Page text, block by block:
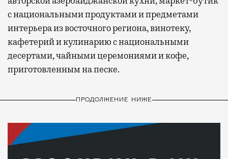
с национальными продуктами и предметами
интерьера из восточного региона, винотеку,
кафетерий и кулинарию с национальными
десертами, чайными церемониями и кофе,
приготовленным на песке.
ПРОДОЛЖЕНИЕ НИЖЕ